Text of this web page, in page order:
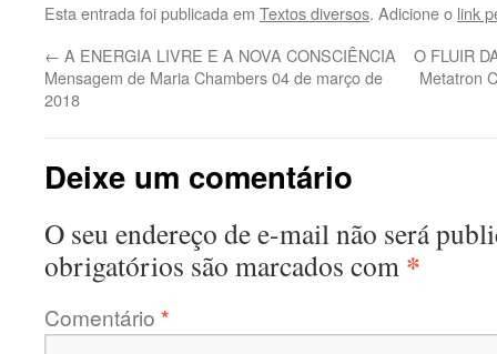
Esta entrada foi publicada em Textos diversos. Adicione o link
← A ENERGIA LIVRE E A NOVA CONSCIÊNCIA
Mensagem de Maria Chambers 04 de março de
2018
O FLUIR
Metatron
Deixe um comentário
O seu endereço de e-mail não será
obrigatórios são marcados com *
Comentário *